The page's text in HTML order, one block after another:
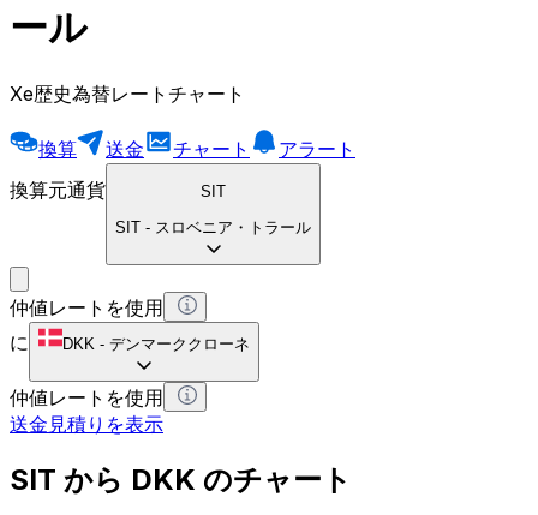
ール
Xe歴史為替レートチャート
換算 送金 チャート
アラート
換算元通貨
SIT
SIT - スロベニア・トラール
仲値レートを使用
に
DKK - デンマーククローネ
仲値レートを使用
送金見積りを表示
SIT から DKK のチャート